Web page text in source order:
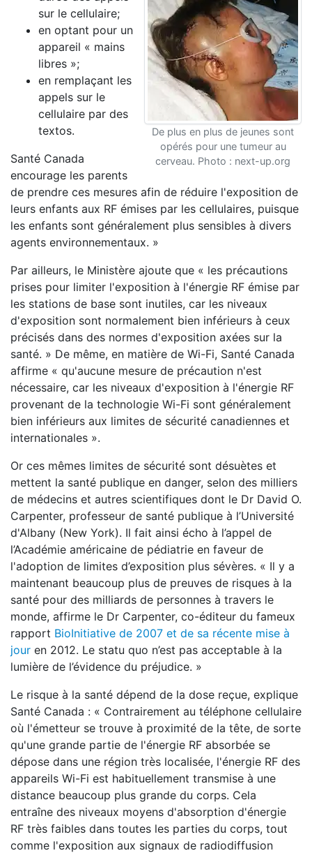
De plus en plus de jeunes sont
opérés pour une tumeur au
cerveau. Photo : next-up.org
sur le cellulaire;
en optant pour un
appareil « mains
libres »;
en remplaçant les
appels sur le
cellulaire par des
textos.
Santé Canada
encourage les parents
de prendre ces mesures afin de réduire l'exposition de
leurs enfants aux RF émises par les cellulaires, puisque
les enfants sont généralement plus sensibles à divers
agents environnementaux. »
Par ailleurs, le Ministère ajoute que « les précautions
prises pour limiter l'exposition à l'énergie RF émise par
les stations de base sont inutiles, car les niveaux
d'exposition sont normalement bien inférieurs à ceux
précisés dans des normes d'exposition axées sur la
santé. » De même, en matière de Wi-Fi, Santé Canada
affirme « qu'aucune mesure de précaution n'est
nécessaire, car les niveaux d'exposition à l'énergie RF
provenant de la technologie Wi-Fi sont généralement
bien inférieurs aux limites de sécurité canadiennes et
internationales ».
Or ces mêmes limites de sécurité sont désuètes et
mettent la santé publique en danger, selon des milliers
de médecins et autres scientifiques dont le Dr David O.
Carpenter, professeur de santé publique à l’Université
d'Albany (New York). Il fait ainsi écho à l’appel de
l’Académie américaine de pédiatrie en faveur de
l'adoption de limites d’exposition plus sévères. « Il y a
maintenant beaucoup plus de preuves de risques à la
santé pour des milliards de personnes à travers le
monde, affirme le Dr Carpenter, co-éditeur du fameux
rapport BioInitiative de 2007 et de sa récente mise à
jour en 2012. Le statu quo n’est pas acceptable à la
lumière de l’évidence du préjudice. »
Le risque à la santé dépend de la dose reçue, explique
Santé Canada : « Contrairement au téléphone cellulaire
où l'émetteur se trouve à proximité de la tête, de sorte
qu'une grande partie de l'énergie RF absorbée se
dépose dans une région très localisée, l'énergie RF des
appareils Wi-Fi est habituellement transmise à une
distance beaucoup plus grande du corps. Cela
entraîne des niveaux moyens d'absorption d'énergie
RF très faibles dans toutes les parties du corps, tout
comme l'exposition aux signaux de radiodiffusion